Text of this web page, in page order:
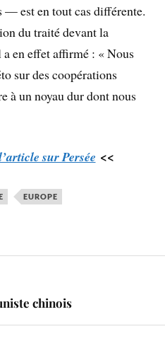
— est en tout cas différente.
du traité devant la
en effet affirmé : « Nous
sur des coopérations
à un noyau dur dont nous
sur Persée <<
EUROPE
chinois